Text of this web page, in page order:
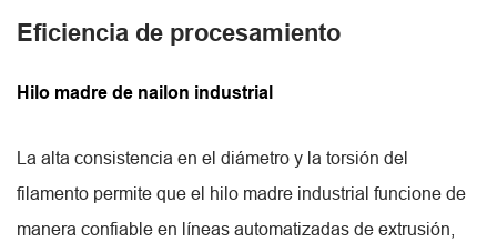
Eficiencia de procesamiento
Hilo madre de nailon industrial
La alta consistencia en el diámetro y la torsión del
filamento permite que el hilo madre industrial funcione de
manera confiable en líneas automatizadas de extrusión,